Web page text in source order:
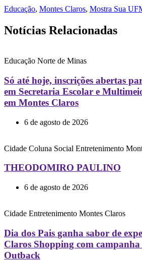
Educação, Montes Claros, Mostra Sua
Notícias Relacionadas
Educação Norte de Minas
Só até hoje, inscrições abertas
em Secretaria Escolar e
em Montes Claros
6 de agosto de 2026
Cidade Coluna Social Entretenimento
THEODOMIRO PAULINO
6 de agosto de 2026
Cidade Entretenimento Montes Claros
Dia dos Pais ganha sabor de
Claros Shopping com
Outback